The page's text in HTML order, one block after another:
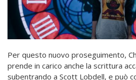
Per questo nuovo proseguimento,
prende in carico anche la scrittura
subentrando a Scott Lobdell, e può